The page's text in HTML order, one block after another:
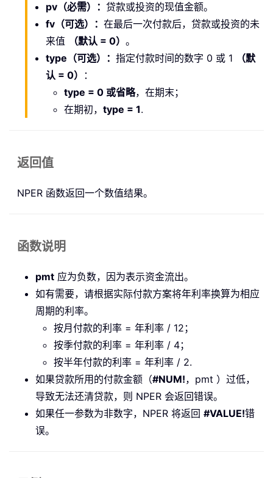
pv （必需） ： 贷款或投资的现值金额。
fv（可选）： 在最后一次付款后，贷款或投资的未
来值
（默认 = 0） 。
type（可选）： 指定付款时间的数字 0 或 1
（默
认 = 0）
：
type = 0 或省略，在期末；
在期初， type = 1.
返回值
NPER 函数返回一个数值结果。
函数说明
pmt 应为负数，因为表示资金流出。
如有需要，请根据实际付款方案将年利率换算为相应
周期的利率。
按月付款的利率 = 年利率 / 12；
按季付款的利率 = 年利率 / 4；
按半年付款的利率 = 年利率 / 2.
如果贷款所用的付款金额（#NUM!，pmt ）过低，
导致无法还清贷款，则 NPER 会返回错误。
如果任一参数为非数字，NPER 将返回 #VALUE!错
误。